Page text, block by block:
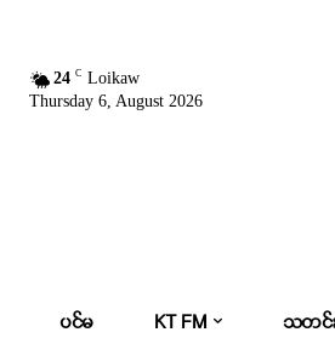
24 C Loikaw
Thursday 6, August 2026
ပင်မ KT FM သတင်း